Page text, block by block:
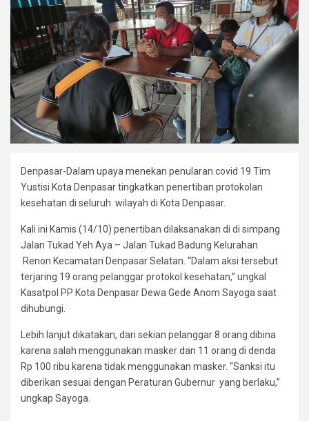
Denpasar-Dalam upaya menekan penularan covid 19 Tim
Yustisi Kota Denpasar tingkatkan penertiban protokolan
kesehatan di seluruh wilayah di Kota Denpasar.
Kali ini Kamis (14/10) penertiban dilaksanakan di di simpang
Jalan Tukad Yeh Aya – Jalan Tukad Badung Kelurahan
Renon Kecamatan Denpasar Selatan. “Dalam aksi tersebut
terjaring 19 orang pelanggar protokol kesehatan,” ungkal
Kasatpol PP Kota Denpasar Dewa Gede Anom Sayoga saat
dihubungi.
Lebih lanjut dikatakan, dari sekian pelanggar 8 orang dibina
karena salah menggunakan masker dan 11 orang di denda
Rp 100 ribu karena tidak menggunakan masker. “Sanksi itu
diberikan sesuai dengan Peraturan Gubernur yang berlaku,”
ungkap Sayoga.